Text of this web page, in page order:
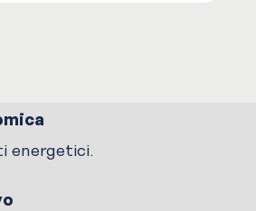
energetici.